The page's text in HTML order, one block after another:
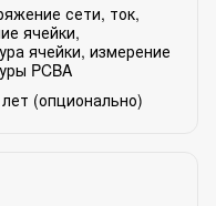
сети, ток,
ячейки,
ячейки, измерение
PCBA
(опционально)